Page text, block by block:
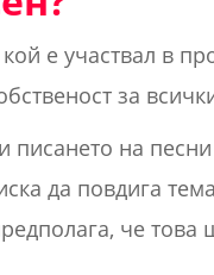
е участвал в
за
на
да повдига
че